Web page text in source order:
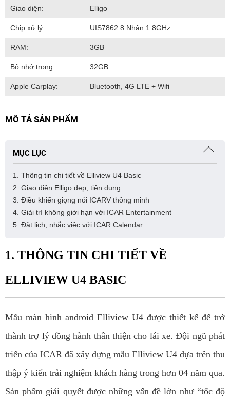
Giao diện: Elligo
Chip xử lý: UIS7862 8 Nhân 1.8GHz
RAM: 3GB
Bộ nhớ trong: 32GB
Apple Carplay: Bluetooth, 4G LTE + Wifi
MÔ TẢ SẢN PHẨM
MỤC LỤC
1. Thông tin chi tiết về Elliview U4 Basic
2. Giao diện Elligo đẹp, tiện dụng
3. Điều khiển giọng nói ICARV thông minh
4. Giải trí không giới hạn với ICAR Entertainment
5. Đặt lịch, nhắc việc với ICAR Calendar
1. THÔNG TIN CHI TIẾT VỀ
ELLIVIEW U4 BASIC
Mẫu màn hình android Elliview U4 được thiết kế để trở
thành trợ lý đồng hành thân thiện cho lái xe. Đội ngũ phát
triển của ICAR đã xây dựng mẫu Elliview U4 dựa trên thu
thập ý kiến trải nghiệm khách hàng trong hơn 04 năm qua.
Sản phẩm giải quyết được những vấn đề lớn như “tốc độ